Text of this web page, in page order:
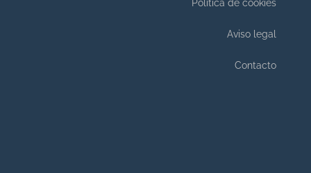
Política de cookies
Aviso legal
Contacto